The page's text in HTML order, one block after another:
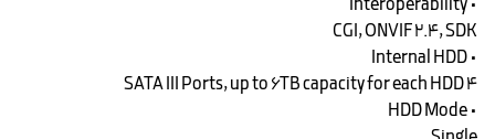
• Interoperability
CGI, ONVIF 2.4, SDK
• Internal HDD
4 SATA III Ports, up to 6TB capacity for each HDD
• HDD Mode